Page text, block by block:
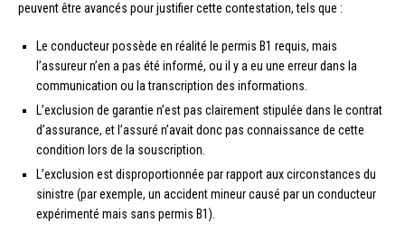
peuvent être avancés pour justifier cette contestation, tels que :
Le conducteur possède en réalité le permis B1 requis, mais
l’assureur n’en a pas été informé, ou il y a eu une erreur dans la
communication ou la transcription des informations.
L’exclusion de garantie n’est pas clairement stipulée dans le contrat
d’assurance, et l’assuré n’avait donc pas connaissance de cette
condition lors de la souscription.
L’exclusion est disproportionnée par rapport aux circonstances du
sinistre (par exemple, un accident mineur causé par un conducteur
expérimenté mais sans permis B1).